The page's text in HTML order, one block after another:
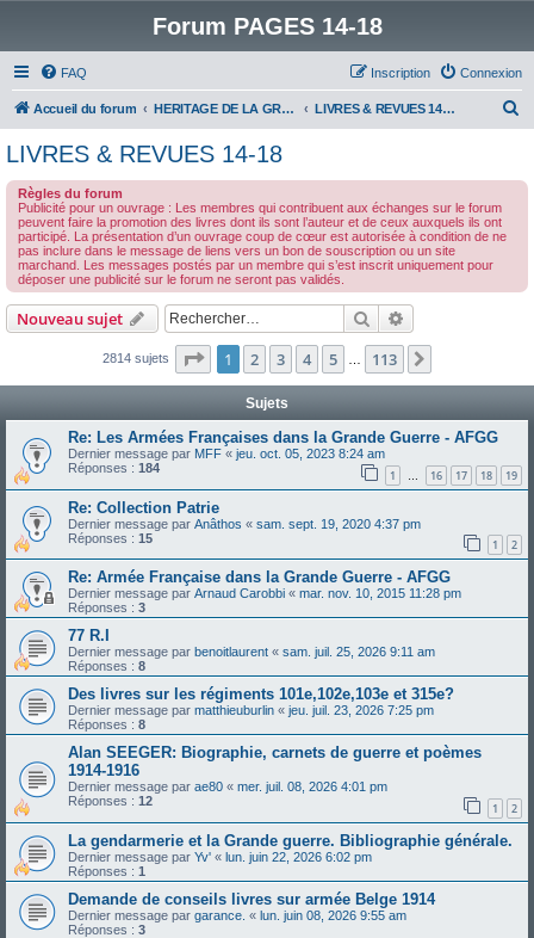
Forum PAGES 14-18
FAQ Connexion
Inscription
Accueil du forum HERITAGE DE LA GRANDE GUERRE : LIVRES & REVUES 14-18
LIVRES & REVUES 14-18
Règles du forum
Publicité pour un ouvrage : Les membres qui contribuent aux échanges sur le forum
peuvent faire la promotion des livres dont ils sont l’auteur et de ceux auxquels ils ont
participé. La présentation d’un ouvrage coup de cœur est autorisée à condition de ne
pas inclure dans le message de liens vers un bon de souscription ou un site
marchand. Les messages postés par un membre qui s’est inscrit uniquement pour
déposer une publicité sur le forum ne seront pas validés.
Nouveau sujet Rechercher
2814 sujets Page 1sur113
1 2 3 4 5 113
Sujets
Re: Les Armées Françaises dans la Grande Guerre - AFGG
Dernier message par MFF « jeu. oct. 05, 2023 8:24 am
Réponses : 184 1 … 16 17 18 19
Re: Collection Patrie
Dernier message par Anâthos « sam. sept. 19, 2020 4:37 pm
Réponses : 15 1 2
Re: Armée Française dans la Grande Guerre - AFGG
Dernier message par Arnaud Carobbi « mar. nov. 10, 2015 11:28 pm
Réponses : 3
77 R.I
Dernier message par benoitlaurent « sam. juil. 25, 2026 9:11 am
Réponses : 8
Des livres sur les régiments 101e,102e,103e et 315e?
Dernier message par matthieuburlin « jeu. juil. 23, 2026 7:25 pm
Réponses : 8
Alan SEEGER: Biographie, carnets de guerre et poèmes
1914-1916
Dernier message par ae80 « mer. juil. 08, 2026 4:01 pm
Réponses : 12 1 2
La gendarmerie et la Grande guerre. Bibliographie générale.
Dernier message par Yv' « lun. juin 22, 2026 6:02 pm
Réponses : 1
Demande de conseils livres sur armée Belge 1914
Dernier message par garance. « lun. juin 08, 2026 9:55 am
Réponses : 3